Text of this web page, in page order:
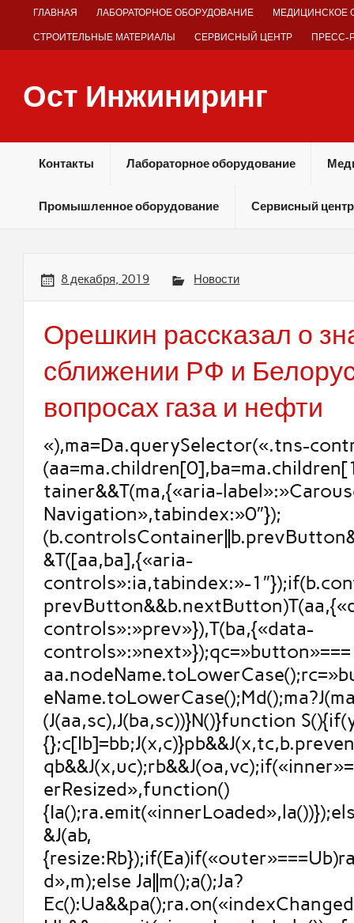
ГЛАВНАЯ ЛАБОРАТОРНОЕ ОБОРУДОВАНИЕ МЕДИЦИНСКОЕ
СТРОИТЕЛЬНЫЕ МАТЕРИАЛЫ СЕРВИСНЫЙ ЦЕНТР ПРЕСС-
Ост Инжиниринг
Контакты Лабораторное оборудование
Промышленное оборудование Сервисный центр
8 декабря, 2019 Новости
Орешкин рассказал о
сближении РФ и
вопросах газа и нефти
«),ma=Da.querySelector(«.tns-
tainer&&T(ma,{«aria-
Navigation»,tabindex:»0″});
&T([aa,ba],{«aria-
controls»:ia,tabindex:»-
controls»:»prev»}),T(ba,{«data-
controls»:»next»});qc=»button»===
(J(aa,sc),J(ba,sc))}N()}function
erResized»,function()
&J(ab,
d»,m);else Ja||m();a();Ja?